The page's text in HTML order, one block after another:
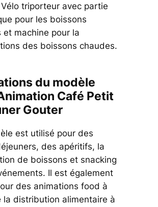
triporteur avec partie
pour les boissons
et machine pour la
des boissons chaudes.
du modèle
Café Petit
Gouter
est utilisé pour des
des apéritifs, la
de boissons et snacking
Il est également
des animations food à
la distribution alimentaire à